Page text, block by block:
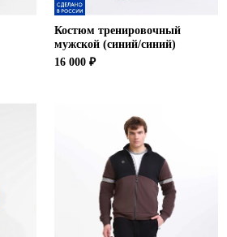
Костюм тренировочный
мужской (синий/синий)
16 000 ₽